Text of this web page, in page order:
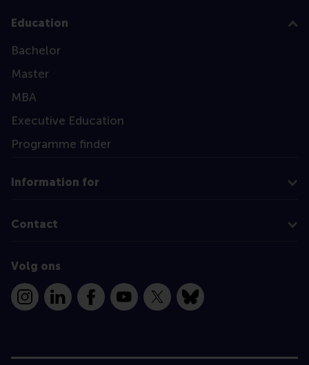
Education
Bachelor
Master
MBA
Executive Education
Programme finder
Information for
Contact
Volg ons
InstagramLinkedInFacebookYouTube
X Bluesky